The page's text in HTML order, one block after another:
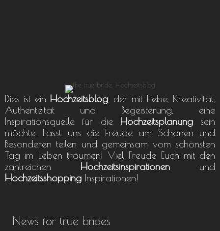
Dies ist ein Hochzeitsblog, der mit Liebe, Kreativität,
Authentizität und Begeisterung, eine
Inspirationsquelle für die Hochzeitsplanungsein
möchte. Lasst uns die Freude am Schönen und
Besonderen teilen und gemeinsam vom schönsten
Tag im Leben träumen! Viel Freude Euch mit den
zahlreichen Hochzeitsinspirationen und
Hochzeitsshopping Inspirationen!
News for true brides